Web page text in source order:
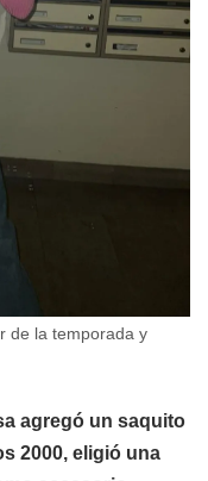
de la temporada y
agregó un saquito
2000, eligió una